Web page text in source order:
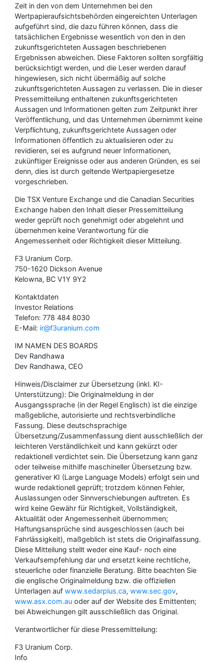
Zeit in den von dem Unternehmen bei den
Wertpapieraufsichtsbehörden eingereichten Unterlagen
aufgeführt sind, die dazu führen können, dass die
tatsächlichen Ergebnisse wesentlich von den in den
zukunftsgerichteten Aussagen beschriebenen
Ergebnissen abweichen. Diese Faktoren sollten sorgfältig
berücksichtigt werden, und die Leser werden darauf
hingewiesen, sich nicht übermäßig auf solche
zukunftsgerichteten Aussagen zu verlassen. Die in dieser
Pressemitteilung enthaltenen zukunftsgerichteten
Aussagen und Informationen gelten zum Zeitpunkt ihrer
Veröffentlichung, und das Unternehmen übernimmt keine
Verpflichtung, zukunftsgerichtete Aussagen oder
Informationen öffentlich zu aktualisieren oder zu
revidieren, sei es aufgrund neuer Informationen,
zukünftiger Ereignisse oder aus anderen Gründen, es sei
denn, dies ist durch geltende Wertpapiergesetze
vorgeschrieben.
Die TSX Venture Exchange und die Canadian Securities
Exchange haben den Inhalt dieser Pressemitteilung
weder geprüft noch genehmigt oder abgelehnt und
übernehmen keine Verantwortung für die
Angemessenheit oder Richtigkeit dieser Mitteilung.
F3 Uranium Corp.
750-1620 Dickson Avenue
Kelowna, BC V1Y 9Y2
Kontaktdaten
Investor Relations
Telefon: 778 484 8030
E-Mail: ir@f3uranium.com
IM NAMEN DES BOARDS
Dev Randhawa
Dev Randhawa, CEO
Hinweis/Disclaimer zur Übersetzung (inkl. KI-
Unterstützung): Die Originalmeldung in der
Ausgangssprache (in der Regel Englisch) ist die einzige
maßgebliche, autorisierte und rechtsverbindliche
Fassung. Diese deutschsprachige
Übersetzung/Zusammenfassung dient ausschließlich der
leichteren Verständlichkeit und kann gekürzt oder
redaktionell verdichtet sein. Die Übersetzung kann ganz
oder teilweise mithilfe maschineller Übersetzung bzw.
generativer KI (Large Language Models) erfolgt sein und
wurde redaktionell geprüft; trotzdem können Fehler,
Auslassungen oder Sinnverschiebungen auftreten. Es
wird keine Gewähr für Richtigkeit, Vollständigkeit,
Aktualität oder Angemessenheit übernommen;
Haftungsansprüche sind ausgeschlossen (auch bei
Fahrlässigkeit), maßgeblich ist stets die Originalfassung.
Diese Mitteilung stellt weder eine Kauf- noch eine
Verkaufsempfehlung dar und ersetzt keine rechtliche,
steuerliche oder finanzielle Beratung. Bitte beachten Sie
die englische Originalmeldung bzw. die offiziellen
Unterlagen auf www.sedarplus.ca, www.sec.gov,
www.asx.com.au oder auf der Website des Emittenten;
bei Abweichungen gilt ausschließlich das Original.
Verantwortlicher für diese Pressemitteilung:
F3 Uranium Corp.
Info